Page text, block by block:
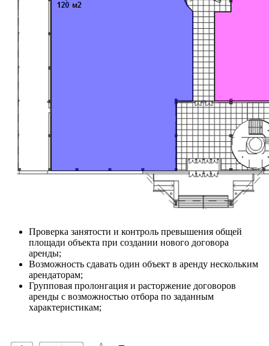
Проверка занятости и контроль превышения общей
площади объекта при создании нового договора
аренды;
Возможность сдавать один объект в аренду нескольким
арендаторам;
Групповая пролонгация и расторжение договоров
аренды с возможностью отбора по заданным
характеристикам;